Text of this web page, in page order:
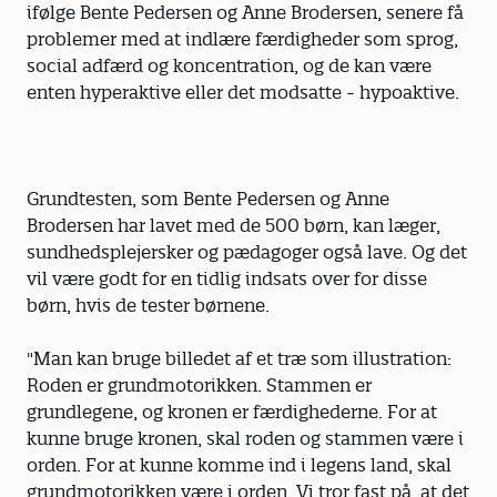
ifølge Bente Pedersen og Anne Brodersen, senere få
problemer med at indlære færdigheder som sprog,
social adfærd og koncentration, og de kan være
enten hyperaktive eller det modsatte - hypoaktive.
Grundtesten, som Bente Pedersen og Anne
Brodersen har lavet med de 500 børn, kan læger,
sundhedsplejersker og pædagoger også lave. Og det
vil være godt for en tidlig indsats over for disse
børn, hvis de tester børnene.
"Man kan bruge billedet af et træ som illustration:
Roden er grundmotorikken. Stammen er
grundlegene, og kronen er færdighederne. For at
kunne bruge kronen, skal roden og stammen være i
orden. For at kunne komme ind i legens land, skal
grundmotorikken være i orden. Vi tror fast på, at det